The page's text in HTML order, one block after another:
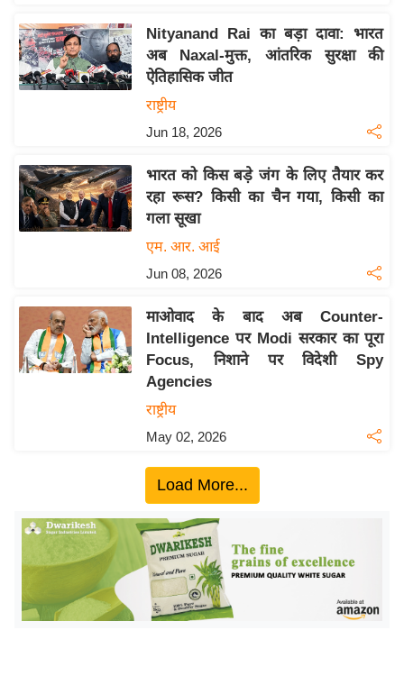
प
र
मि
सा
बे
मि
सा
ल
य
त
यं
त्य
त
Nityanand Rai का बड़ा दावा: भारत
अब Naxal-मुक्त, आंतरिक सुरक्षा की
ऐतिहासिक जीत
राष्ट्रीय
Jun 18, 2026
भारत को किस बड़े जंग के लिए तैयार कर
रहा रूस? किसी का चैन गया, किसी का
गला सूखा
एम. आर. आई
Jun 08, 2026
माओवाद के बाद अब Counter-
Intelligence पर Modi सरकार का पूरा
Focus, निशाने पर विदेशी Spy
Agencies
राष्ट्रीय
May 02, 2026
Load More...